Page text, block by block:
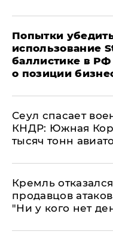
Попытки
использование
баллистике в
о позиции
​Сеул спасает
КНДР: Южная
тысяч тонн
Кремль
продавцов
"Ни у кого нет